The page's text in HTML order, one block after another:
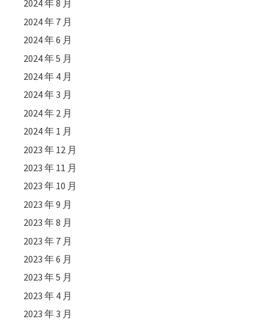
2024 年 8 月
2024 年 7 月
2024 年 6 月
2024 年 5 月
2024 年 4 月
2024 年 3 月
2024 年 2 月
2024 年 1 月
2023 年 12 月
2023 年 11 月
2023 年 10 月
2023 年 9 月
2023 年 8 月
2023 年 7 月
2023 年 6 月
2023 年 5 月
2023 年 4 月
2023 年 3 月